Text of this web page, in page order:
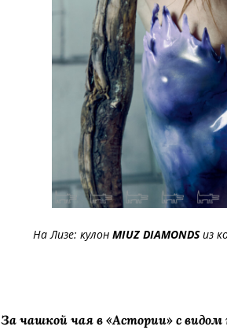
На Лизе: кулон MIUZ DIAMONDSиз
За чашкой чая в «Астории» с видом